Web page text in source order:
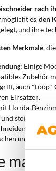
nach
es,den
und ihre
Merkmale,
: Einige
Zubehör
auch
Einsätzen.
Honda-
stoßen
: Das
und
man